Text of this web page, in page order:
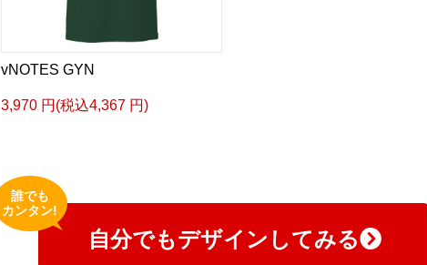
vNOTES GYN
3,970 円(税込4,367 円)
自分でもデザインしてみる
誰でも
カンタン!